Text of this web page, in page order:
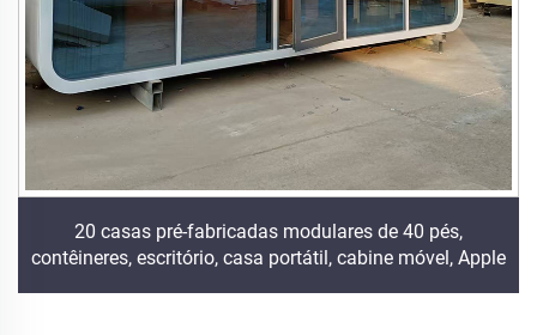
20 casas pré-fabricadas modulares de 40 pés,
contêineres, escritório, casa portátil, cabine móvel, Apple